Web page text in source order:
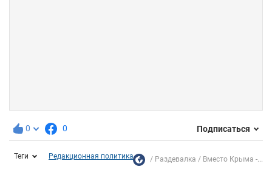
0 0 Подписаться
Теги Редакционная политика Раздевалка Вместо Крыма -...